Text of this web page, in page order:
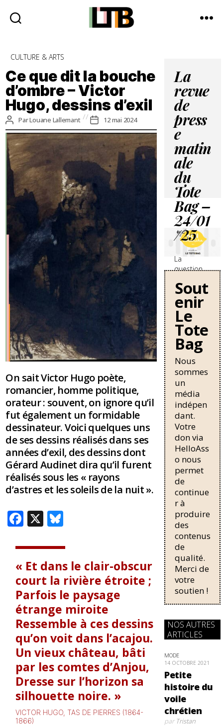
-
Média
d'information
quotidienne
Catégories
CULTURE & ARTS
Ce que dit la bouche
d’ombre – Victor
Hugo, dessins d’exil
Auteur
de
l’article
ParLouane Lallemant
Date
de
l’article
12 mai 2024
On sait Victor Hugo poète,
romancier, homme politique,
orateur : souvent, on ignore qu’il
fut également un formidable
dessinateur. Voici quelques uns
de ses dessins réalisés dans ses
années d’exil, des dessins dont
Gérard Audinet dira qu’il furent
réalisés sous les « rayons
d’astres et les soleils de la nuit ».
F
e
b
o
o
k
X
e
sk
y
Et dans le clair-obscur
court la rivière étroite ;
Parfois le paysage
étrange miroite
Ressemble à ces dessins
qu’on voit dans l’acajou.
Un vieux château, bâti
par les comtes d’Anjou,
Dresse sur l’horizon sa
silhouette noire.
VICTOR HUGO, TAS DE PIERRES (1864-
1866)
La
revue
de
press
e
matin
ale
du
Tote
Bag –
24/01
/25
La
question
travailleurs
sans-
papiers en
France se
durcit avec
une
nouvelle
circulaire
de Bruno
Retailleau
qui
pourrait
allonger la
durée de
résidence
nécessaire
pour une
régularisati
on,
passant de
trois...
Sout
enir
Le
Tote
Bag
Nous
sommes
un
média
indépen
dant.
Votre
don via
HelloAss
o nous
permet
de
continue
r à
produire
des
contenus
de
qualité.
Merci de
votre
soutien !
NOS AUTRES
ARTICLES
MODE
14 OCTOBRE 2021
Petite
histoire du
voile
chrétien
parTristan